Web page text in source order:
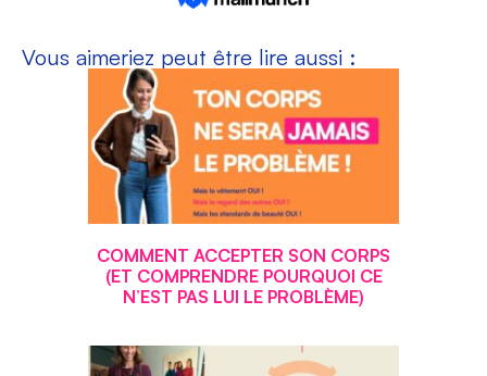
Vous aimeriez peut être lire aussi :
COMMENT ACCEPTER SON CORPS
(ET COMPRENDRE POURQUOI CE
N’EST PAS LUI LE PROBLÈME)